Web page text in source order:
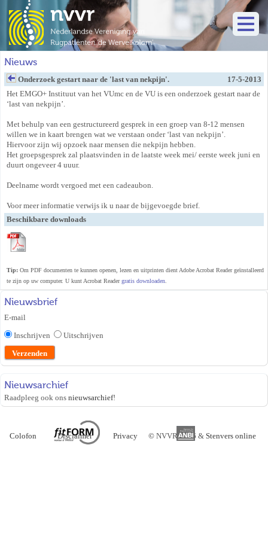
Nieuws
Onderzoek gestart naar de 'last van nekpijn'.
17-5-2013
Het EMGO+ Instituut van het VUmc en de VU is een onderzoek gestart naar de
‘last van nekpijn’.
Met behulp van een gestructureerd gesprek in een groep van 8-12 mensen
willen we in kaart brengen wat we verstaan onder ‘last van nekpijn’.
Hiervoor zijn wij opzoek naar mensen die nekpijn hebben.
Het groepsgesprek zal plaatsvinden in de laatste week mei/ eerste week juni en
duurt ongeveer 4 uuur.
Deelname wordt vergoed met een cadeaubon.
Voor meer informatie verwijs ik u naar de bijgevoegde brief.
Beschikbare downloads
Tip: Om PDF documenten te kunnen openen, lezen en uitprinten dient Adobe Acrobat Reader geïnstalleerd
te zijn op uw computer. U kunt Acrobat Readergratis downloaden
Nieuwsbrief
E-mail
Inschrijven
Uitschrijven
Nieuwsarchief
Raadpleeg ook ons nieuwsarchief!
© NVVR 2026 & Stenvers online
Colofon Disclaimer Privacy